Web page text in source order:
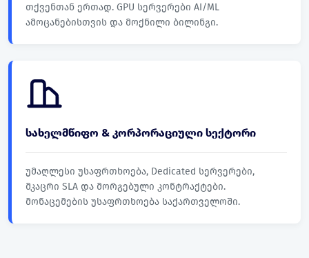
თქვენთან ერთად. GPU სერვერები AI/ML
ამოცანებისთვის და მოქნილი ბილინგი.
სახელმწიფო & კორპორაციული სექტორი
უმაღლესი უსაფრთხოება, Dedicated სერვერები,
მკაცრი SLA და მორგებული კონტრაქტები.
მონაცემების უსაფრთხოება საქართველოში.